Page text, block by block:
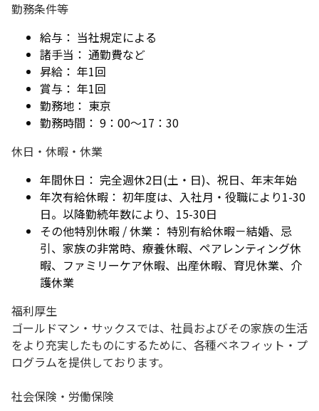
勤務条件等
給与： 当社規定による
諸手当： 通勤費など
昇給： 年1回
賞与： 年1回
勤務地： 東京
勤務時間： 9：00～17：30
休日・休暇・休業
年間休日： 完全週休2日(土・日)、祝日、年末年始
年次有給休暇： 初年度は、入社月・役職により1-30
日。以降勤続年数により、15-30日
その他特別休暇 / 休業： 特別有給休暇－結婚、忌
引、家族の非常時、療養休暇、ペアレンティング休
暇、ファミリーケア休暇、出産休暇、育児休業、介
護休業
福利厚生
ゴールドマン・サックスでは、社員およびその家族の生活
をより充実したものにするために、各種ベネフィット・プ
ログラムを提供しております。
社会保険・労働保険